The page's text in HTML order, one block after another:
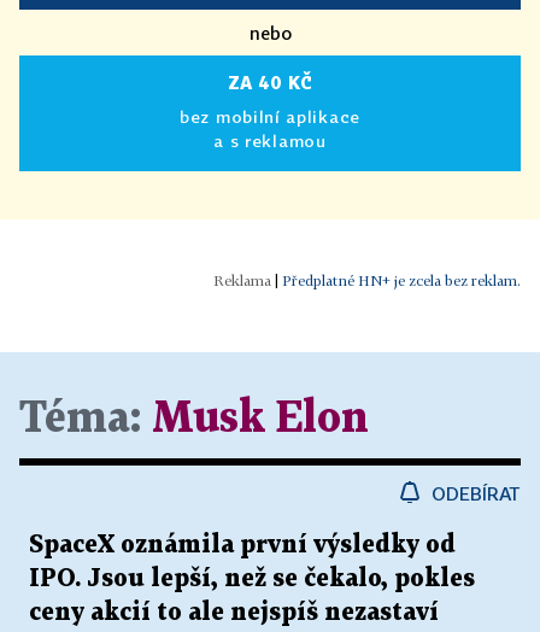
nebo
ZA 40 KČ
bez mobilní aplikace
a s reklamou
Předplatné HN+ je zcela bez reklam.
Téma: Musk Elon
ODEBÍRAT
SpaceX oznámila první výsledky od
IPO. Jsou lepší, než se čekalo, pokles
ceny akcií to ale nejspíš nezastaví